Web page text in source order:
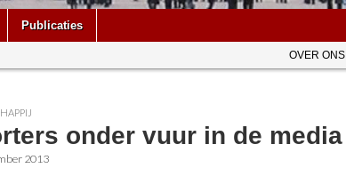
Publicaties
OVER ONS
onder vuur in de media
2013